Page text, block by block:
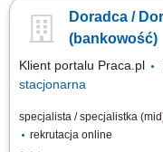
Doradca /
(bankowość)
Klient portalu Praca.pl
stacjonarna
specjalista / specjalistka
rekrutacja online